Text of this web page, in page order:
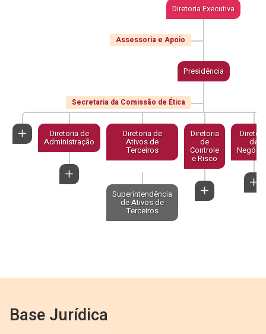
Diretoria Executiva
Assessoria e Apoio
Presidência
Secretaria da Comissão de Ética
Diretoria de
Administração
Diretoria de
Ativos de
Terceiros
Superintendência
de Ativos de
Terceiros
Diretoria
de
Controle
e Risco
de
Base Jurídica